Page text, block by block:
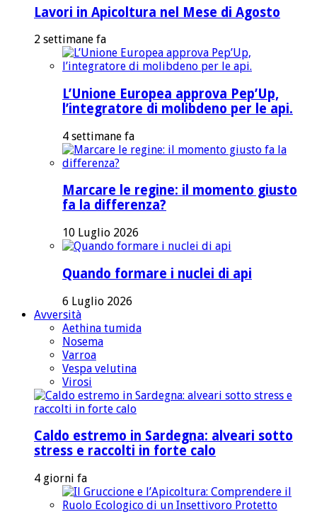
Lavori in Apicoltura nel Mese di Agosto
2 settimane fa
L’Unione Europea approva Pep’Up,
l’integratore di molibdeno per le api.
4 settimane fa
Marcare le regine: il momento giusto
fa la differenza?
10 Luglio 2026
Quando formare i nuclei di api
6 Luglio 2026
Avversità
Aethina tumida
Nosema
Varroa
Vespa velutina
Virosi
Caldo estremo in Sardegna: alveari sotto
stress e raccolti in forte calo
4 giorni fa